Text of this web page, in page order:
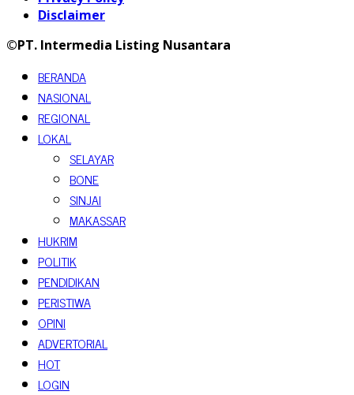
Disclaimer
©PT. Intermedia Listing Nusantara
BERANDA
NASIONAL
REGIONAL
LOKAL
SELAYAR
BONE
SINJAI
MAKASSAR
HUKRIM
POLITIK
PENDIDIKAN
PERISTIWA
OPINI
ADVERTORIAL
HOT
LOGIN